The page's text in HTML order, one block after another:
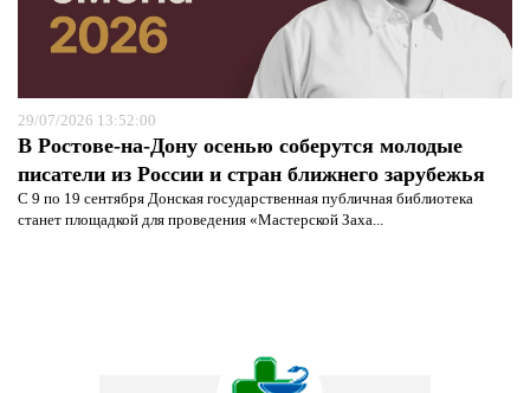
29/07/2026 13:52:00
В Ростове-на-Дону осенью соберутся молодые
писатели из России и стран ближнего зарубежья
С 9 по 19 сентября Донская государственная публичная библиотека
станет площадкой для проведения «Мастерской Заха...